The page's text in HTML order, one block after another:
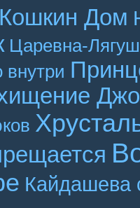
Кошкин Дом
Царевна-
Кайдашева